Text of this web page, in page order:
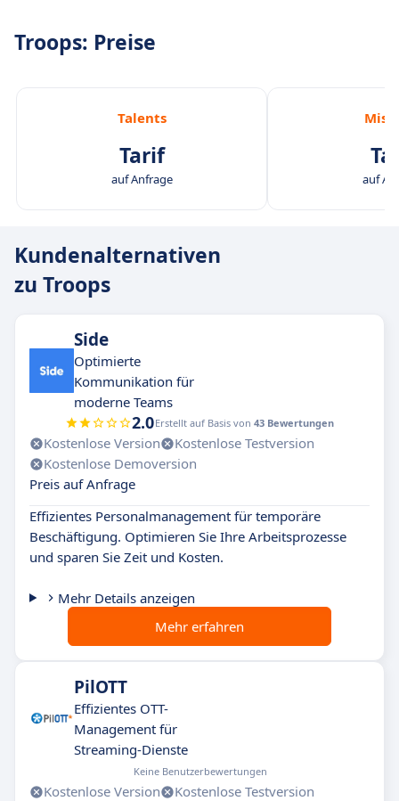
Troops: Preise
Talents
Tarif
auf Anfrage auf
Kundenalternativen
zu Troops
Side
Optimierte
Kommunikation für
moderne Teams
2.0Erstellt auf Basis von 43 Bewertungen
Kostenlose Version
Kostenlose Testversion
Kostenlose Demoversion
Preis auf Anfrage
Effizientes Personalmanagement für temporäre
Beschäftigung. Optimieren Sie Ihre Arbeitsprozesse
und sparen Sie Zeit und Kosten.
Mehr Details anzeigen
Mehr erfahren
PilOTT
Effizientes OTT-
Management für
Streaming-Dienste
Keine Benutzerbewertungen
Kostenlose Version
Kostenlose Testversion